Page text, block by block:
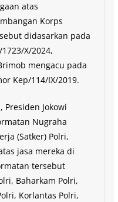
atas
Korps
didasarkan pada
X/2024,
mengacu pada
Kep/114/IX/2019.
Presiden Jokowi
Nugraha
(Satker) Polri,
jasa mereka di
tersebut
Baharkam Polri,
Korlantas Polri,